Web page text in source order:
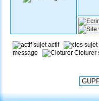
sujet actif
message